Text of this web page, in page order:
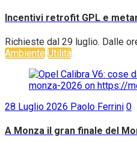
Incentivi retrofit GPL e
Richieste dal 29 luglio. Dalle
Ambiente Utilità
28 Luglio 2026 Paolo Ferrini 0
A Monza il gran finale del